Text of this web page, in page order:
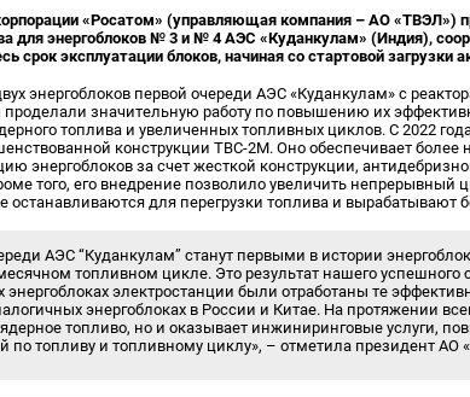
«Росатом» (управляющая компания – АО «ТВЭЛ»)
для энергоблоков № 3 и № 4 АЭС «Куданкулам» (Индия),
срок эксплуатации блоков, начиная со стартовой загрузки
энергоблоков первой очереди АЭС «Куданкулам» с
значительную работу по повышению их
топлива и увеличенных топливных циклов. С 2022
конструкции ТВС-2М. Оно обеспечивает
энергоблоков за счет жесткой конструкции,
того, его внедрение позволило увеличить непрерывный
останавливаются для перегрузки топлива и вырабатывают
АЭС “Куданкулам” станут первыми в истории
топливном цикле. Это результат нашего успешного
энергоблоках электростанции были отработаны те
энергоблоках в России и Китае. На протяжении
ядерное топливо, но и оказывает инжиниринговые услуги,
по топливу и топливному циклу», – отметила президент АО